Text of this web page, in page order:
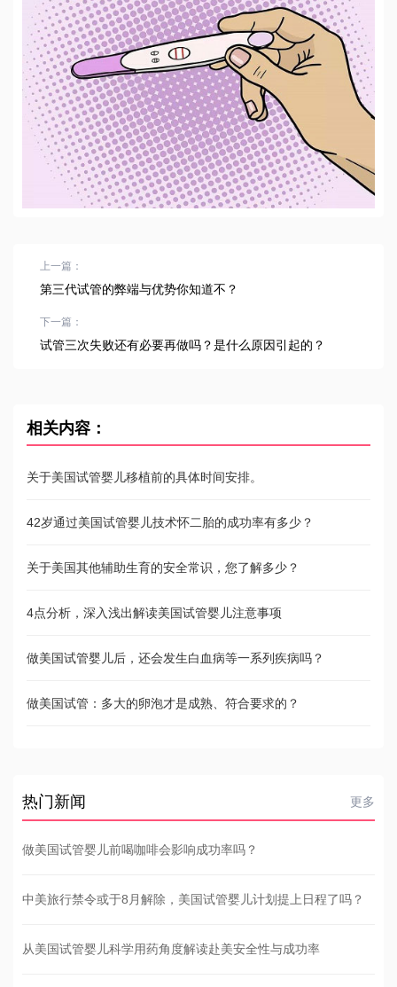
上一篇：
第三代试管的弊端与优势你知道不？
下一篇：
试管三次失败还有必要再做吗？是什么原因引起的？
相关内容：
关于美国试管婴儿移植前的具体时间安排。
42岁通过美国试管婴儿技术怀二胎的成功率有多少？
关于美国其他辅助生育的安全常识，您了解多少？
4点分析，深入浅出解读美国试管婴儿注意事项
做美国试管婴儿后，还会发生白血病等一系列疾病吗？
做美国试管：多大的卵泡才是成熟、符合要求的？
热门新闻 更多
做美国试管婴儿前喝咖啡会影响成功率吗？
中美旅行禁令或于8月解除，美国试管婴儿计划提上日程了吗？
从美国试管婴儿科学用药角度解读赴美安全性与成功率